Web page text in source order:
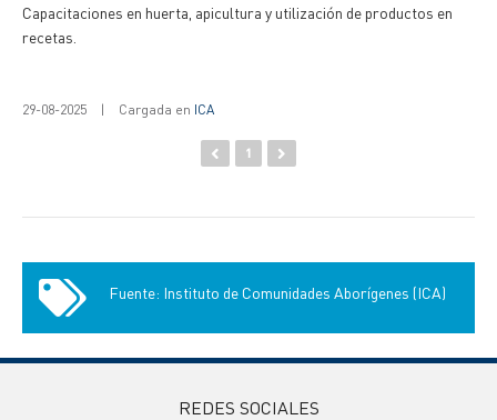
Capacitaciones en huerta, apicultura y utilización de productos en
recetas.
29-08-2025 | Cargada en ICA
1
Fuente: Instituto de Comunidades Aborígenes (ICA)
REDES SOCIALES